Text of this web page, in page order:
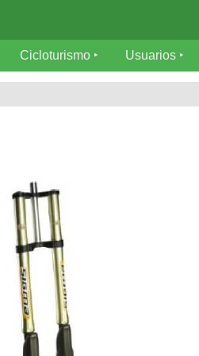
Cicloturismo Usuarios